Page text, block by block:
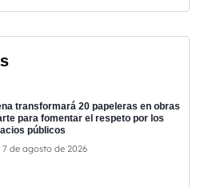
transformará 20 papeleras en obras
para fomentar el respeto por los
públicos
7 de agosto de 2026